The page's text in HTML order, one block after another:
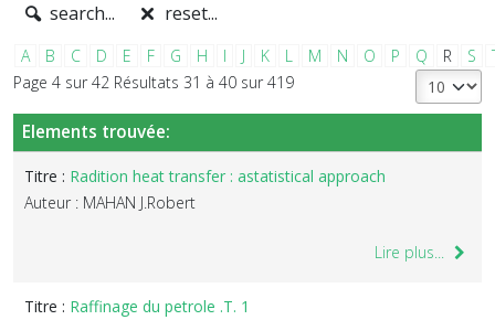
search... reset...
A B C D E F G H I J K L M N O P Q R S
Page 4 sur 42 Résultats 31 à 40 sur 419
Elements trouvée:
Titre : Radition heat transfer : astatistical approach
Auteur : MAHAN J.Robert
Lire plus...
Titre : Raffinage du petrole .T. 1